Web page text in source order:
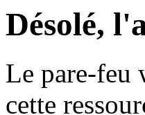
Désolé,
Le pare-feu
cette